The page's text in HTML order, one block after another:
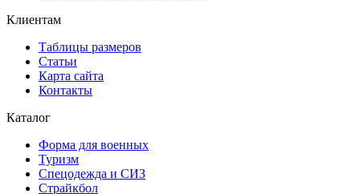
Клиентам
Таблицы размеров
Статьи
Карта сайта
Контакты
Каталог
Форма для военных
Туризм
Спецодежда и СИЗ
Страйкбол